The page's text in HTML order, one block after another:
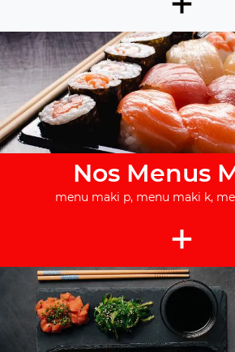
Nos Menus
menu maki p, menu maki k,
+